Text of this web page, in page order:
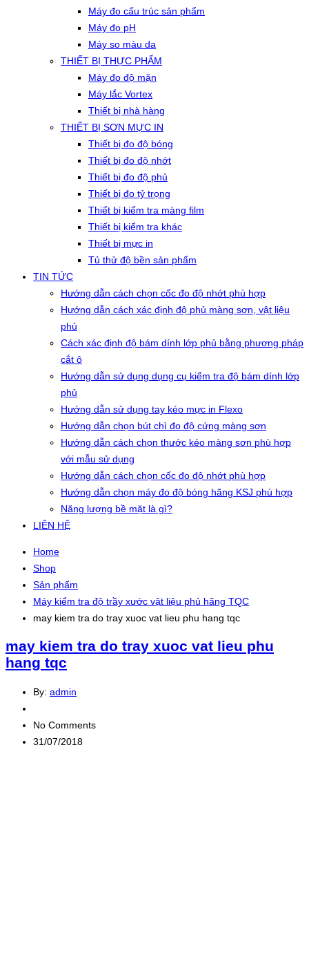
Máy đo cấu trúc sản phẩm
Máy đo pH
Máy so màu da
THIẾT BỊ THỰC PHẨM
Máy đo độ mặn
Máy lắc Vortex
Thiết bị nhà hàng
THIẾT BỊ SƠN MỰC IN
Thiết bị đo độ bóng
Thiết bị đo độ nhớt
Thiết bị đo độ phủ
Thiết bị đo tỷ trọng
Thiết bị kiểm tra màng film
Thiết bị kiểm tra khác
Thiết bị mực in
Tủ thử độ bền sản phẩm
TIN TỨC
Hướng dẫn cách chọn cốc đo độ nhớt phù hợp
Hướng dẫn cách xác định độ phủ màng sơn, vật liệu
phủ
Cách xác định độ bám dính lớp phủ bằng phương pháp
cắt ô
Hướng dẫn sử dụng dụng cụ kiểm tra độ bám dính lớp
phủ
Hướng dẫn sử dụng tay kéo mực in Flexo
Hướng dẫn chọn bút chì đo độ cứng màng sơn
Hướng dẫn cách chọn thước kéo màng sơn phù hợp
với mẫu sử dụng
Hướng dẫn cách chọn cốc đo độ nhớt phù hợp
Hướng dẫn chọn máy đo độ bóng hãng KSJ phù hợp
Năng lượng bề mặt là gì?
LIÊN HỆ
Home
Shop
Sản phẩm
Máy kiểm tra độ trầy xước vật liệu phủ hãng TQC
may kiem tra do tray xuoc vat lieu phu hang tqc
may kiem tra do tray xuoc vat lieu phu
hang tqc
By: admin
No Comments
31/07/2018